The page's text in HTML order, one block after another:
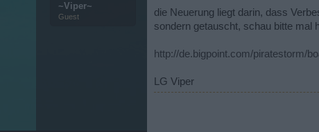
~Viper~
Guest
die Neuerung liegt darin, dass
sondern getauscht, schau bitte mal
http://de.bigpoint.com/piratestorm/
LG Viper